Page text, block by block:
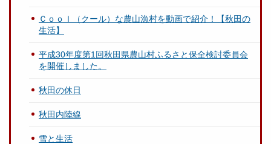
Ｃｏｏｌ（クール）な農山漁村を動画で紹介！【秋田の
生活】
平成30年度第1回秋田県農山村ふるさと保全検討委員会
を開催しました。
秋田の休日
秋田内陸線
雪と生活